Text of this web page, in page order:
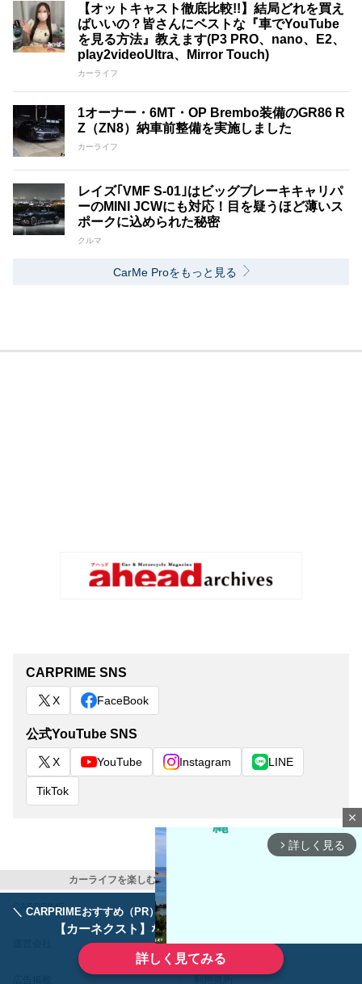
＼ CARPRIMEおすすめ（PR） ／
【カーネクスト】ならどんなクルマも高価買取
詳しく見てみる
【オットキャスト徹底比較!!】結局どれを買え
ばいいの？皆さんにベストな『車でYouTube
を見る方法』教えます(P3 PRO、nano、E2、
play2videoUltra、Mirror Touch)
カーライフ
1オーナー・6MT・OP Brembo装備のGR86 R
Z（ZN8）納車前整備を実施しました
カーライフ
レイズ｢VMF S-01｣はビッグブレーキキャリパ
ーのMINI JCWにも対応！目を疑うほど薄いス
ポークに込められた秘密
クルマ
CarMe Proをもっと見る
CARPRIME SNS
X FaceBook
公式YouTube SNS
X YouTube Instagram LINE
TikTok
カーライフを楽しむ全ての人に クルマ情報マガジン
CARPRIME
お問い合わせ
利用規約
close
arrow_forward_ios 詳しく見る